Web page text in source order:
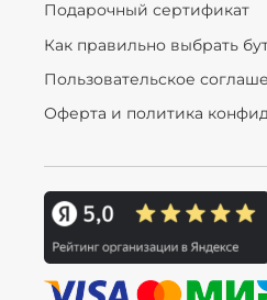
Подарочный сертификат
Как правильно выбрать
Пользовательское
Оферта и политика